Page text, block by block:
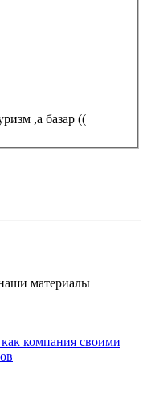
,а базар ((
материалы
компания своими